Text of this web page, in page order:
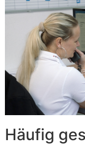
Häufig